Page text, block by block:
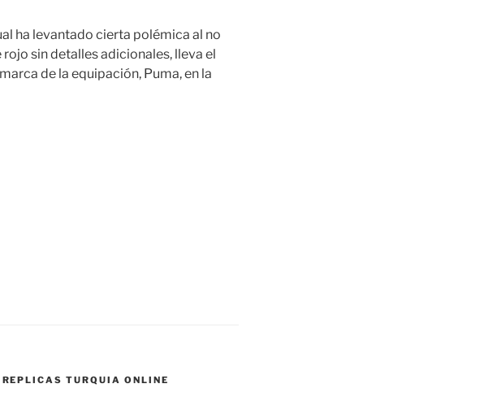
ha levantado cierta polémica al no
sin detalles adicionales, lleva el
de la equipación, Puma, en la
REPLICAS TURQUIA ONLINE